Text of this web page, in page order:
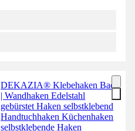
DEKAZIA® Klebehaken Bad
| Wandhaken Edelstahl
gebürstet Haken selbstklebend
Handtuchhaken Küchenhaken
selbstklebende Haken